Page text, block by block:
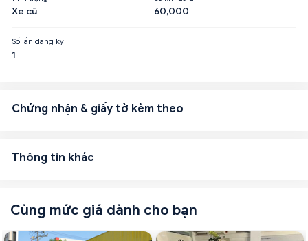
Xe cũ 60,000
Số lần đăng ký
1
Chứng nhận & giấy tờ kèm theo
Thông tin khác
Cùng mức giá dành cho bạn